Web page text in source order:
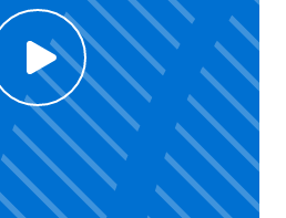
Voir la vidéo
cookies and see content